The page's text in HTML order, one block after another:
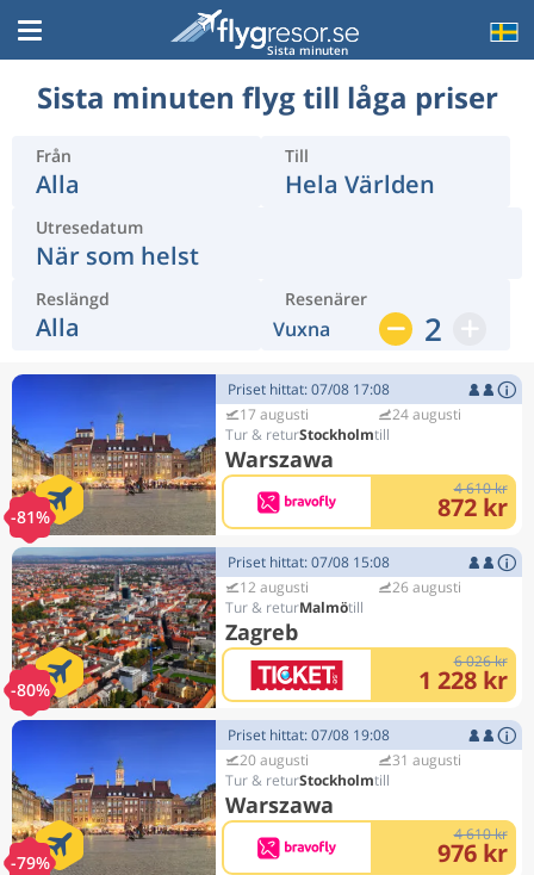
Sista minuten
Sista minuten flyg till låga priser
Från
Alla
Till
Hela Världen
Utresedatum
När som helst
Reslängd
Alla
Resenärer
Vuxna 2
-81%
Priset hittat: 07/08 17:08
17 augusti
Stockholm
Warszawa
24 augusti
4 610 kr
872 kr
-80%
Priset hittat: 07/08 15:08
12 augusti
Malmö
Zagreb
26 augusti
6 026 kr
1 228 kr
-79%
Priset hittat: 07/08 19:08
20 augusti
Stockholm
Warszawa
31 augusti
4 610 kr
976 kr